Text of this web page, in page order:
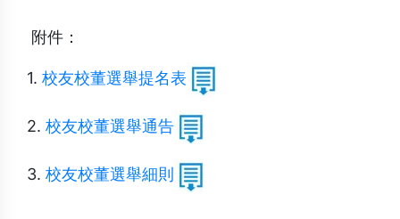
附件：
1. 校友校董選舉提名表
2. 校友校董選舉通告
3. 校友校董選舉細則